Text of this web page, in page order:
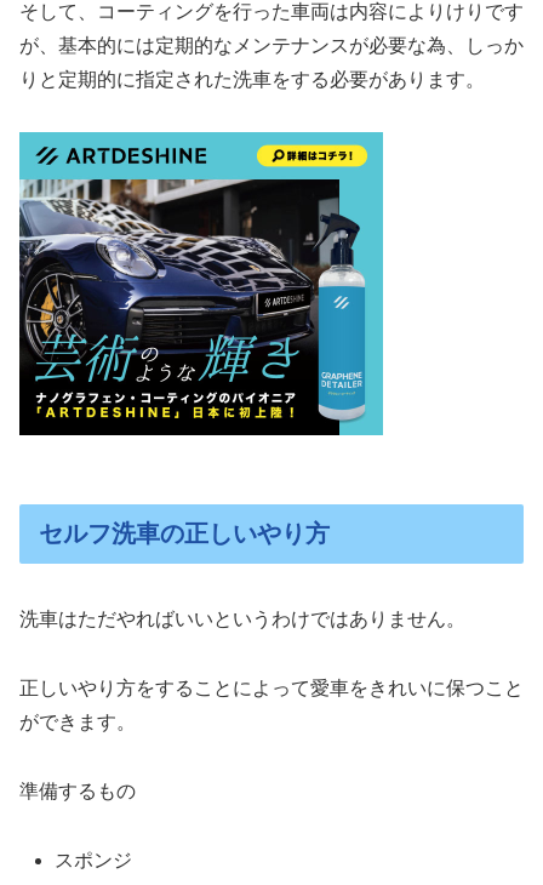
そして、コーティングを行った車両は内容によりけりです
が、基本的には定期的なメンテナンスが必要な為、しっか
りと定期的に指定された洗車をする必要があります。
セルフ洗車の正しいやり方
洗車はただやればいいというわけではありません。
正しいやり方をすることによって愛車をきれいに保つこと
ができます。
準備するもの
スポンジ